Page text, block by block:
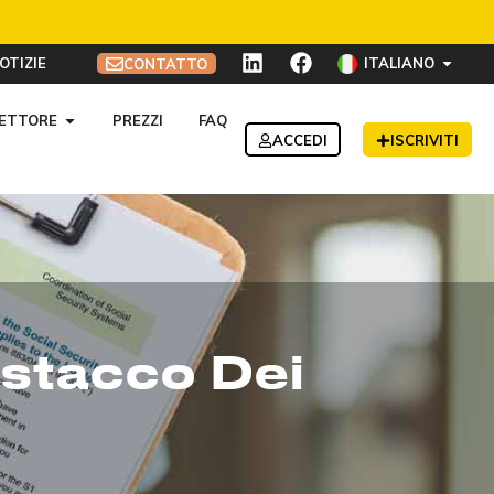
CONTATTO ITALIANO
PREZZI
FAQ
ACCEDI
ISCRIVITI
Dei